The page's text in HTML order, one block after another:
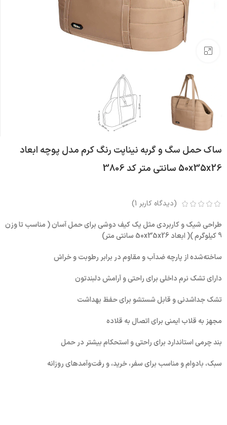
بزرگنمایی تصویر
ساک حمل سگ و گربه نیناپت رنگ کرم مدل پوچه ابعاد
50x35x26 سانتی متر کد 3806
(دیدگاه کاربر 1
)
طراحی شیک و کاربردی مثل یک کیف دوشی برای حمل آسان ( مناسب تا وزن
9 کیلوگرم )( ابعاد 50x35x26 سانتی متر)
ساخته‌شده از پارچه ضدآب و مقاوم در برابر رطوبت و خراش
دارای تشک نرم داخلی برای راحتی و آرامش دلبندتون
تشک جداشدنی و قابل شستشو برای حفظ بهداشت
مجهز به قلاب ایمنی برای اتصال به قلاده
بند چرمی استاندارد برای راحتی و استحکام بیشتر در حمل
سبک، بادوام و مناسب برای سفر، خرید، و رفت‌وآمدهای روزانه